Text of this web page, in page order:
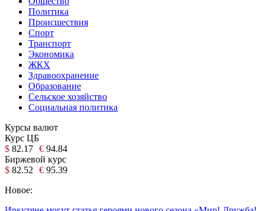
Политика
Происшествия
Спорт
Транспорт
Экономика
ЖКХ
Здравоохранение
Образование
Сельское хозяйство
Социальная политика
Курсы валют
Курс ЦБ
$ 82.17 € 94.84
Биржевой курс
$ 82.52 € 95.39
Новое: